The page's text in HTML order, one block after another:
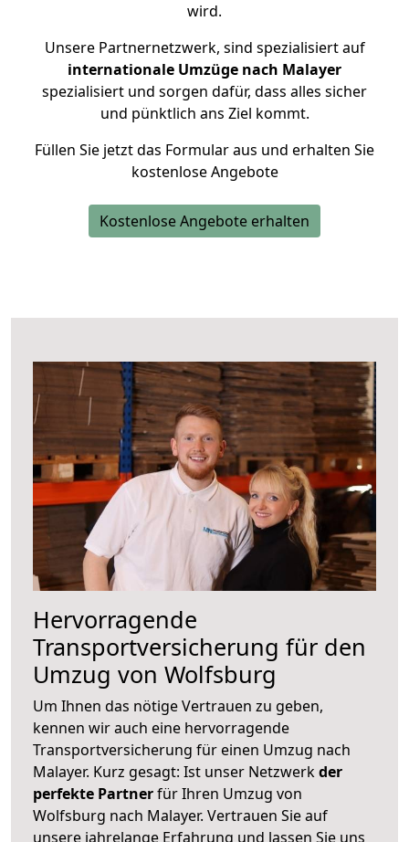
wird.
Unsere Partnernetzwerk, sind spezialisiert auf
internationale Umzüge nach Malayer
spezialisiert und sorgen dafür, dass alles sicher
und pünktlich ans Ziel kommt.
Füllen Sie jetzt das Formular aus und erhalten Sie
kostenlose Angebote
Kostenlose Angebote erhalten
Hervorragende
Transportversicherung für den
Umzug von Wolfsburg
Um Ihnen das nötige Vertrauen zu geben,
kennen wir auch eine hervorragende
Transportversicherung für einen Umzug nach
Malayer. Kurz gesagt: Ist unser Netzwerkder
perfekte Partnerfür Ihren Umzug von
Wolfsburg nach Malayer. Vertrauen Sie auf
unsere jahrelange Erfahrung und lassen Sie uns